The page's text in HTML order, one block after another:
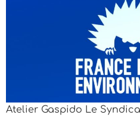
Atelier Gaspido Le